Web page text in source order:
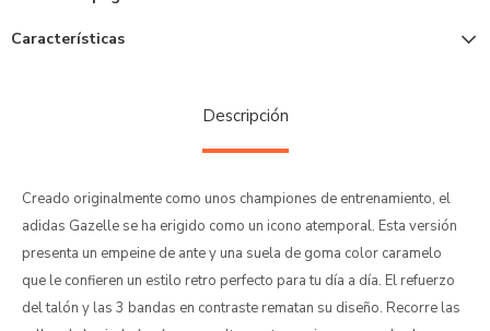
Características
Descripción
Creado originalmente como unos championes de entrenamiento, el
adidas Gazelle se ha erigido como un icono atemporal. Esta versión
presenta un empeine de ante y una suela de goma color caramelo
que le confieren un estilo retro perfecto para tu día a día. El refuerzo
del talón y las 3 bandas en contraste rematan su diseño. Recorre las